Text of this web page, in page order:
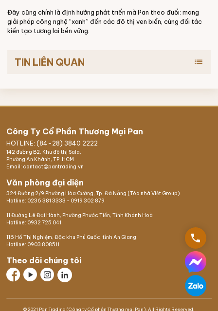
Đây cũng chính là định hướng phát triển mà Pan theo đuổi: mang
giải pháp công nghệ “xanh” đến các đô thị ven biển, cùng đối tác
kiến tạo tương lai bền vững.
TIN LIÊN QUAN list
Công Ty Cổ Phần Thương Mại Pan
HOTLINE: (84-28) 3840 2222
142 đường B2, Khu đô thị Sala,
Phường An Khánh, TP. HCM
Email: contact@pantrading.vn
Văn phòng đại diện
324 Đường 2/9 Phường Hòa Cường, Tp. Đà Nẵng (Tòa nhà Việt Group)
Hotline: 0236 381 3333 - 0919 302 879
11 Đường Lê Đại Hành, Phường Phước Tiến, Tỉnh Khánh Hoà
Hotline: 0932 725 041
116 Hồ Thị Nghiệm, Đặc khu Phú Quốc, tỉnh An Giang
Hotline: 0903 808511
Theo dõi chúng tôi
© 2021 Pan Trading (Công ty Cổ phần Thương mại Pan). All Rights Reserved.
phone